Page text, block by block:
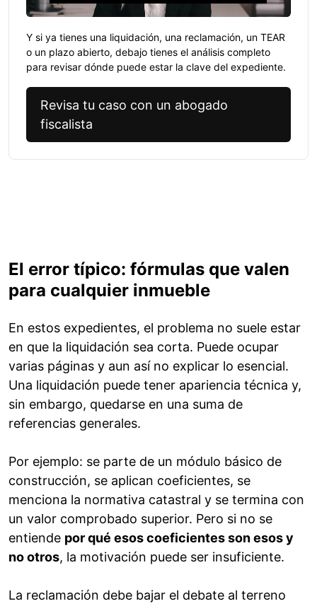
Y si ya tienes una liquidación, una reclamación, un TEAR
o un plazo abierto, debajo tienes el análisis completo
para revisar dónde puede estar la clave del expediente.
Revisa tu caso con un abogado
fiscalista
El error típico: fórmulas que valen
para cualquier inmueble
En estos expedientes, el problema no suele estar
en que la liquidación sea corta. Puede ocupar
varias páginas y aun así no explicar lo esencial.
Una liquidación puede tener apariencia técnica y,
sin embargo, quedarse en una suma de
referencias generales.
Por ejemplo: se parte de un módulo básico de
construcción, se aplican coeficientes, se
menciona la normativa catastral y se termina con
un valor comprobado superior. Pero si no se
entiende por qué esos coeficientes son esos y
no otros, la motivación puede ser insuficiente.
La reclamación debe bajar el debate al terreno